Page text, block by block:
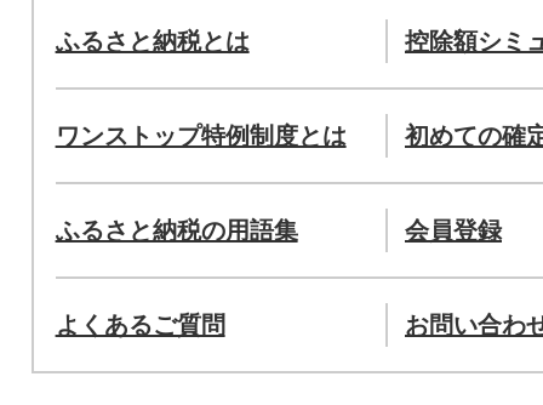
ふるさと納税とは 控除額シミ
ワンストップ特例制度とは 初めての確
ふるさと納税の用語集 会員登録
よくあるご質問 お問い合わ